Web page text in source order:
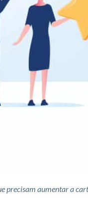
aumentar a